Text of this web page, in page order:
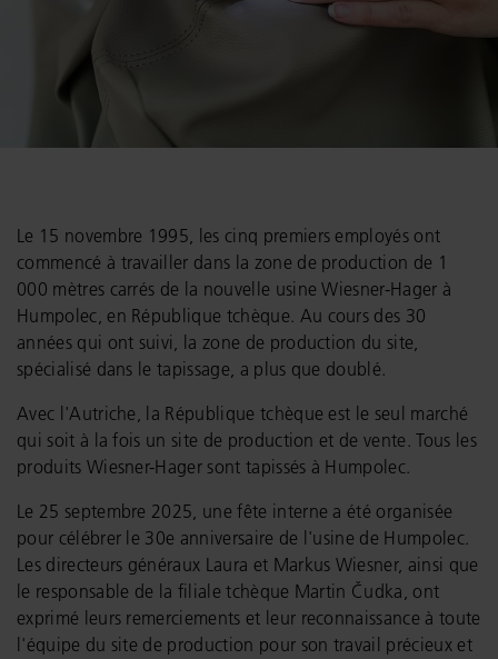
Le 15 novembre 1995, les cinq premiers employés ont
commencé à travailler dans la zone de production de 1
000 mètres carrés de la nouvelle usine Wiesner-Hager à
Humpolec, en République tchèque. Au cours des 30
années qui ont suivi, la zone de production du site,
spécialisé dans le tapissage, a plus que doublé.
Avec l'Autriche, la République tchèque est le seul marché
qui soit à la fois un site de production et de vente. Tous les
produits Wiesner-Hager sont tapissés à Humpolec.
Le 25 septembre 2025, une fête interne a été organisée
pour célébrer le 30e anniversaire de l'usine de Humpolec.
Les directeurs généraux Laura et Markus Wiesner, ainsi que
le responsable de la filiale tchèque Martin Čudka, ont
exprimé leurs remerciements et leur reconnaissance à toute
l'équipe du site de production pour son travail précieux et